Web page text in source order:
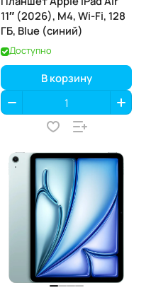
11″ (2026), M4, Wi-Fi, 128
ГБ, Blue (синий)
Доступно
В корзину